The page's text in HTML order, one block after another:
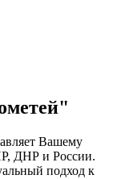
Вашему
ДНР и России.
подход к